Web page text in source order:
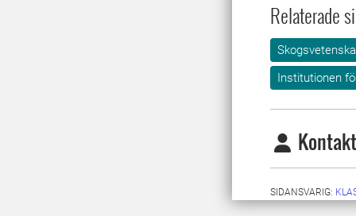
Relaterade
Institutionen
SIDANSVARIG: